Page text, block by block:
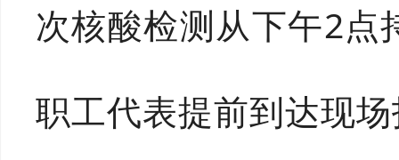
次核酸检测从下午2点
职工代表提前到达现